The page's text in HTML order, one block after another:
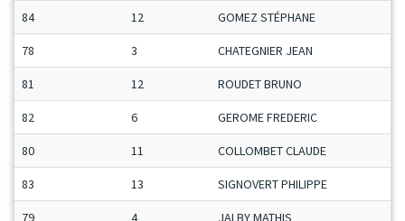
84 12 GOMEZ STÉPHANE
78 3 CHATEGNIER JEAN
81 12 ROUDET BRUNO
82 6 GEROME FREDERIC
80 11 COLLOMBET CLAUDE
83 13 SIGNOVERT PHILIPPE
79 4 JALBY MATHIS